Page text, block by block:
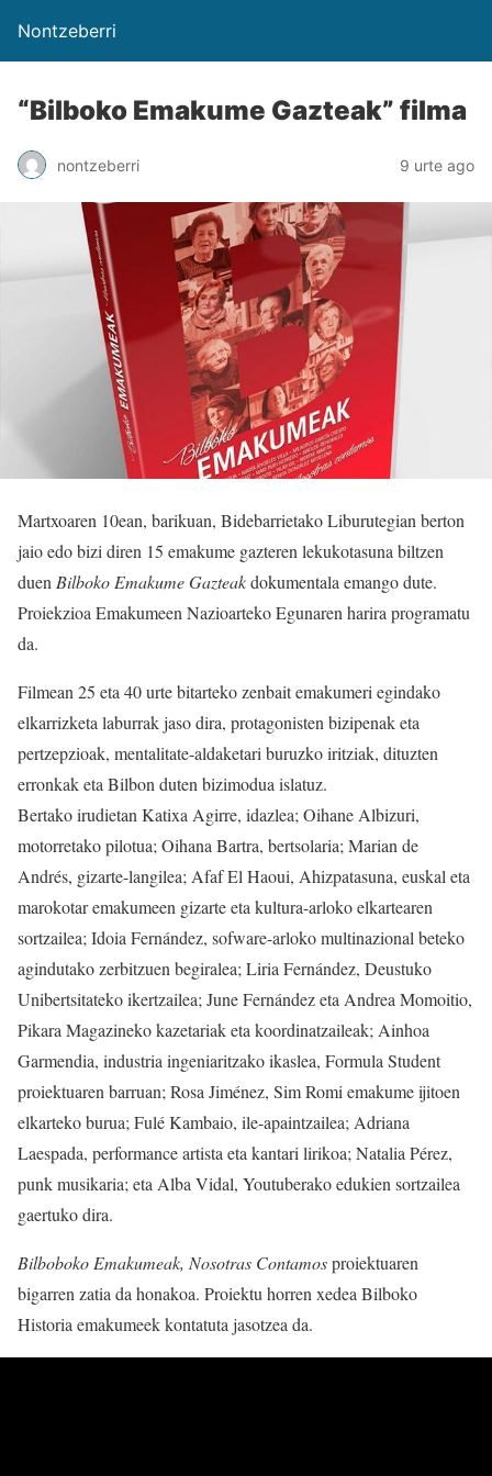
Nontzeberri
“Bilboko Emakume Gazteak” filma
nontzeberri 9 urte ago
Martxoaren 10ean, barikuan, Bidebarrietako Liburutegian berton
jaio edo bizi diren 15 emakume gazteren lekukotasuna biltzen
duenBilboko Emakume Gazteakdokumentala emango dute.
Proiekzioa Emakumeen Nazioarteko Egunaren harira programatu
da.
Filmean 25 eta 40 urte bitarteko zenbait emakumeri egindako
elkarrizketa laburrak jaso dira, protagonisten bizipenak eta
pertzepzioak, mentalitate-aldaketari buruzko iritziak, dituzten
erronkak eta Bilbon duten bizimodua islatuz.
Bertako irudietan Katixa Agirre, idazlea; Oihane Albizuri,
motorretako pilotua; Oihana Bartra, bertsolaria; Marian de
Andrés, gizarte-langilea; Afaf El Haoui, Ahizpatasuna, euskal eta
marokotar emakumeen gizarte eta kultura-arloko elkartearen
sortzailea; Idoia Fernández, sofware-arloko multinazional beteko
agindutako zerbitzuen begiralea; Liria Fernández, Deustuko
Unibertsitateko ikertzailea; June Fernández eta Andrea Momoitio,
Pikara Magazineko kazetariak eta koordinatzaileak; Ainhoa
Garmendia, industria ingeniaritzako ikaslea, Formula Student
proiektuaren barruan; Rosa Jiménez, Sim Romi emakume ijitoen
elkarteko burua; Fulé Kambaio, ile-apaintzailea; Adriana
Laespada, performance artista eta kantari lirikoa; Natalia Pérez,
punk musikaria; eta Alba Vidal, Youtuberako edukien sortzailea
gaertuko dira.
Bilboboko Emakumeak, Nosotras Contamosproiektuaren
bigarren zatia da honakoa. Proiektu horren xedea Bilboko
Historia emakumeek kontatuta jasotzea da.